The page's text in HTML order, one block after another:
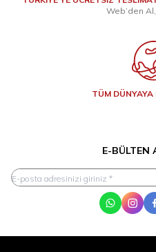
Web’den
TÜM
E-BÜLTEN
WhatsApp